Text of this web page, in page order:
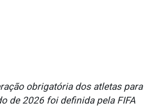
obrigatória dos atletas para
de 2026 foi definida pela FIFA